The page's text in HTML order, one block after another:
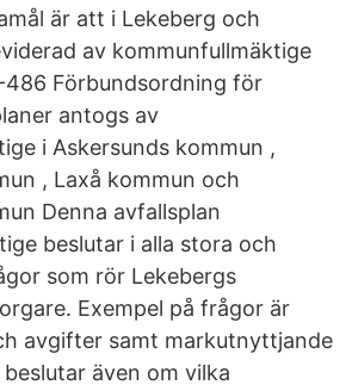
är att i Lekeberg och
av kommunfullmäktige
486 Förbundsordning för
antogs av
i Askersunds kommun ,
, Laxå kommun och
Denna avfallsplan
beslutar i alla stora och
som rör Lekebergs
Exempel på frågor är
avgifter samt markutnyttjande
även om vilka